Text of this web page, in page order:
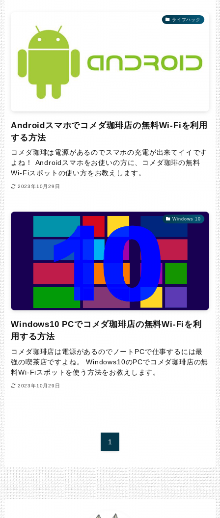
ライフハック
Androidスマホでコメダ珈琲店の無料Wi-Fiを利用
する方法
コメダ珈琲は電源があるのでスマホの充電が出来てイイです
よね！ Androidスマホをお使いの方に、コメダ珈琲の無料
Wi-Fiスポットの使い方をお教えします。
2023年10月29日
Windows 10
Windows10 PCでコメダ珈琲店の無料Wi-Fiを利
用する方法
コメダ珈琲店は電源があるのでノートPCで仕事するには最
強の喫茶店ですよね。 Windows10のPCでコメダ珈琲店の無
料Wi-Fiスポットを使う方法をお教えします。
2023年10月29日
1